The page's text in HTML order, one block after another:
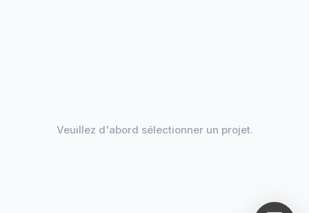
Veuillez d'abord sélectionner un projet.